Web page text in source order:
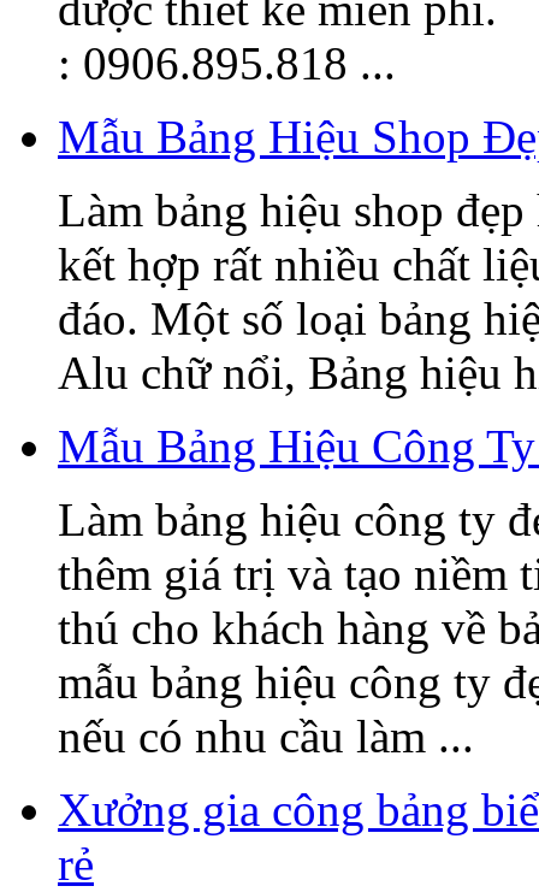
: 0906.895.818 ...
Mẫu Bảng Hiệu Shop
Làm bảng hiệu shop
kết hợp rất nhiều chất
đáo. Một số loại bảng
Alu chữ nổi, Bảng hiệu
Mẫu Bảng Hiệu Công
Làm bảng hiệu công ty
thêm giá trị và tạo niềm
thú cho khách hàng về
mẫu bảng hiệu công ty
nếu có nhu cầu làm ...
Xưởng gia công bảng
rẻ